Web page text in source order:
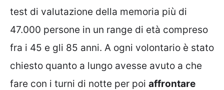
test di valutazione della memoria più di
47.000 persone in un range di età compreso
fra i 45 e gli 85 anni. A ogni volontario è stato
chiesto quanto a lungo avesse avuto a che
fare con i turni di notte per poi affrontare